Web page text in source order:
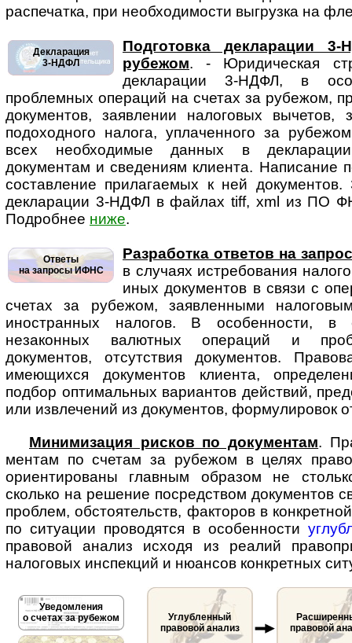
распечатка, при необходимости выгрузка на
Декларация
3-НДФЛ
Подготовка декларации
рубежом. - Юридическая
декларации 3-НДФЛ, в
проблемных операций на счетах за рубежом,
документов, заявлении налоговых вычетов,
подоходного налога, уплаченного за
всех необходимые данных в
документам и сведениям клиента. Написание
составление прилагаемых к ней документов.
декларации 3-НДФЛ в файлах tiff, xml из ПО
Подробнее ниже.
Ответы
на запросы ИФНС
Разработка ответов на
в случаях истребования
иных документов в связи с
счетах за рубежом, заявленными
иностранных налогов. В особенности, в
незаконных валютных операций и
документов, отсутствия документов.
имеющихся документов клиента,
подбор оптимальных вариантов действий,
или извлечений из документов, формулировок
Минимизация рисков по документам.
мен­там по счетам за рубежом в целях
ориентированы главным образом не
сколько на решение посредством документов
проблем, обстоятельств, факторов в
по ситуации проводятся в особенности
правовой анализ исходя из реалий
налоговых инспекций и нюансов конкретных
Уведомления
о счетах за рубежом
Углубленный
правовой анализ
правовой